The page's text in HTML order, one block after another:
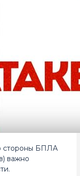
стороны БПЛА
важно